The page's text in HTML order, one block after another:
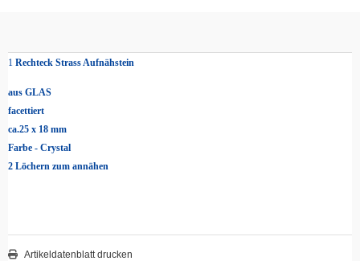
1 Rechteck Strass Aufnähstein
aus GLAS
facettiert
ca.25 x 18 mm
Farbe - Crystal
2 Löchern zum annähen
Artikeldatenblatt drucken